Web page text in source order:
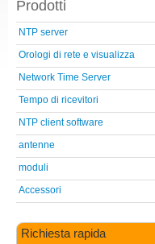
Prodotti
NTP server
Orologi di rete e visualizza
Network Time Server
Tempo di ricevitori
NTP client software
antenne
moduli
Accessori
Richiesta rapida